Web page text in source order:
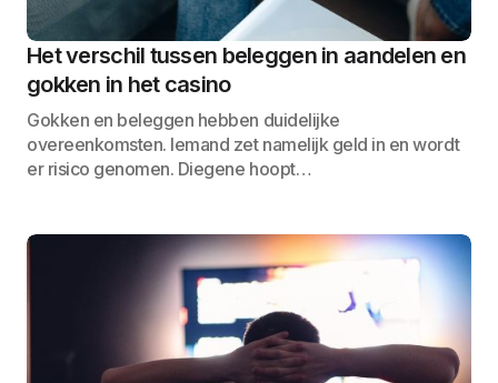
Het verschil tussen beleggen in aandelen en
gokken in het casino
Gokken en beleggen hebben duidelijke
overeenkomsten. Iemand zet namelijk geld in en wordt
er risico genomen. Diegene hoopt…